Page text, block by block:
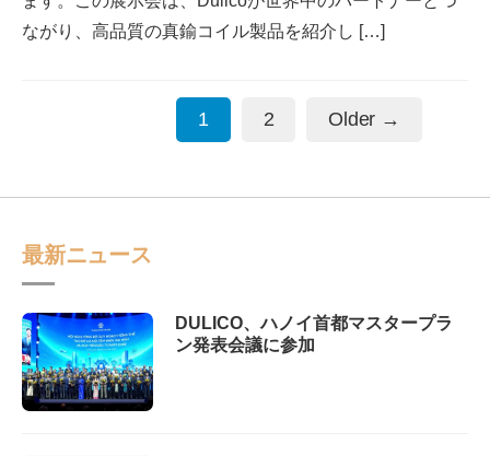
ながり、高品質の真鍮コイル製品を紹介し […]
の
ペ
ー
ジ
送
り
1 2 Older →
最新ニュース
DULICO、ハノイ首都マスタープラ
ン発表会議に参加